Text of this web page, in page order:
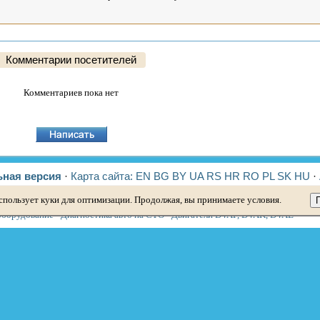
Комментарии посетителей
Комментариев пока нет
версия · Карта сайта: EN BG BY UA RS HR RO PL SK HU ·
2· Элантра 3·Гетц·Соната 3·Соната 4·Санта Фе 2 ·Туссан 1
·Диагностика авто на СТО·Двигатели D4AF, D4AK, D4AE
куки для оптимизации. Продолжая, вы принимаете условия.